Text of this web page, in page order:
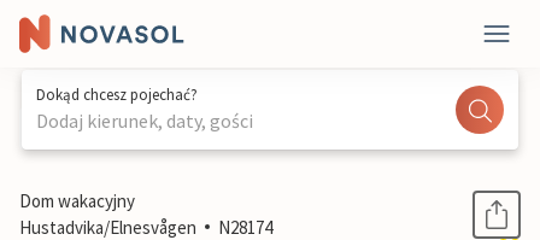
Dokąd chcesz pojechać?
Dodaj kierunek, daty, gości
1 / 23
Dom wakacyjny
Hustadvika/Elnesvågen
N28174